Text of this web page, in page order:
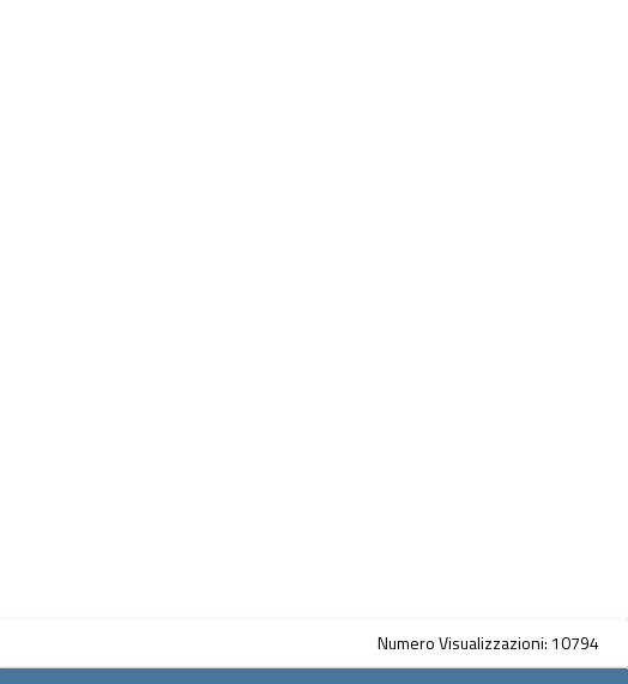
Numero Visualizzazioni: 10794